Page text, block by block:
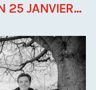
25 JANVIER...